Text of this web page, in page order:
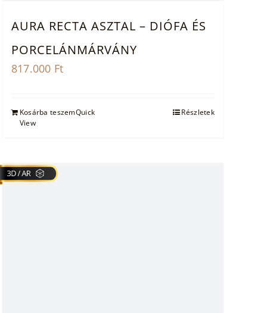
AURA RECTA ASZTAL – DIÓFA ÉS
PORCELÁNMÁRVÁNY
817.000 Ft
Kosárba teszem Részletek
Quick
View